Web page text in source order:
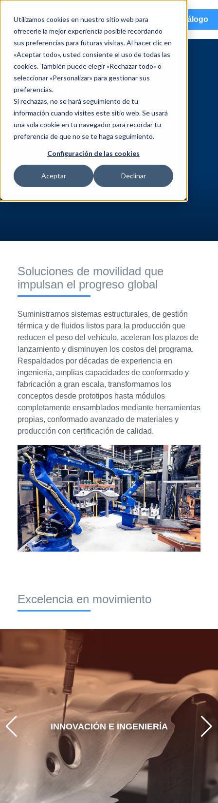
Utilizamos cookies en nuestro sitio web para
ofrecerle la mejor experiencia posible recordando
sus preferencias para futuras visitas. Al hacer clic en
«Aceptar todo», usted consiente el uso de todas las
cookies. También puede elegir «Rechazar todo» o
seleccionar «Personalizar» para gestionar sus
preferencias.
Si rechazas, no se hará seguimiento de tu
información cuando visites este sitio web. Se usará
una sola cookie en tu navegador para recordar tu
preferencia de que no se te haga seguimiento.
Configuración de las cookies
Aceptar Declinar
menu Catálogo
Innovaciones
OEM
Confianza integrada en cada
solución
Soluciones de movilidad que
impulsan el progreso global
Suministramos sistemas estructurales, de gestión
térmica y de fluidos listos para la producción que
reducen el peso del vehículo, aceleran los plazos de
lanzamiento y disminuyen los costos del programa.
Respaldados por décadas de experiencia en
ingeniería, amplias capacidades de conformado y
fabricación a gran escala, transformamos los
conceptos desde prototipos hasta módulos
completamente ensamblados mediante herramientas
propias, conformado avanzado de materiales y
producción con certificación de calidad.
Excelencia en movimiento
INNOVACIÓN E INGENIERÍA
GUIANDO LA MOVILIDAD DEL MAÑANA
Con ingeniería de vanguardia, creación de
prototipos y una validación rigurosa,
desarrollamos soluciones de movilidad que
satisfacen las demandas actuales y anticipan las
cambiantes necesidades de los fabricantes de
equipos originales y de los vehículos del futuro.